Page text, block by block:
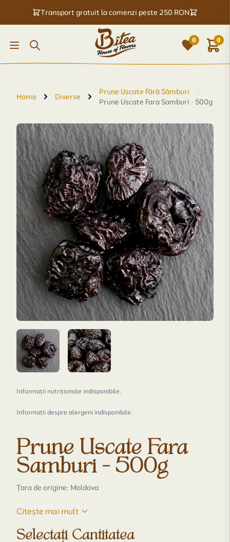
Transport gratuit la comenzi peste 250 RON
0 0
Home Diverse
Prune Uscate Fără Sâmburi
/
Prune Uscate Fara Samburi - 500g
Informații nutriționale indisponibile.
Informații despre alergeni indisponibile.
Prune Uscate Fara
Samburi - 500g
Țara de origine: Moldova
Citește mai mult
Selectați Cantitatea